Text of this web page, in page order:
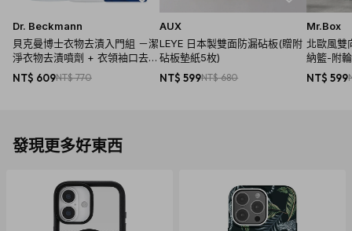
Dr. Beckmann
貝克曼博士衣物去漬入門組 －潔
淨衣物去漬噴劑 + 衣領袖口去漬
預潔劑 + 超潔淨去漬筆
NT$ 609NT$ 770
AUX
LEYE 日本製雙面防漏砧板(贈附
砧板墊紙5枚)
NT$ 599NT$ 680
Mr.Box
北歐風雙
納籃-附
NT$ 599
發現更多好東西